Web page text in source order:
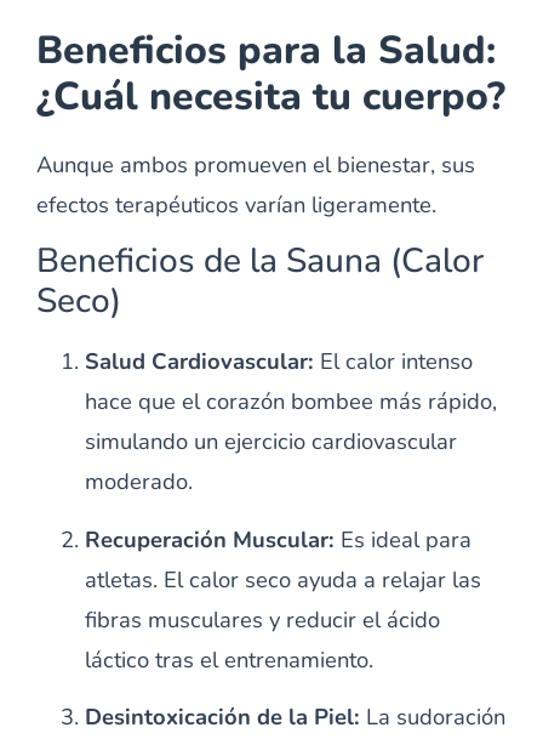
Beneficios para la Salud:
¿Cuál necesita tu cuerpo?
Aunque ambos promueven el bienestar, sus
efectos terapéuticos varían ligeramente.
Beneficios de la Sauna (Calor
Seco)
Salud Cardiovascular: El calor intenso
hace que el corazón bombee más rápido,
simulando un ejercicio cardiovascular
moderado.
Recuperación Muscular: Es ideal para
atletas. El calor seco ayuda a relajar las
fibras musculares y reducir el ácido
láctico tras el entrenamiento.
Desintoxicación de la Piel: La sudoración